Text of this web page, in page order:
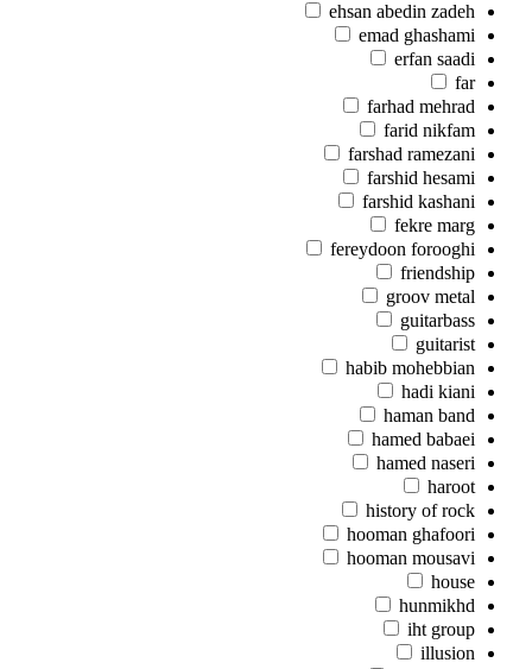
ehsan abedin zadeh
emad ghashami
erfan saadi
far
farhad mehrad
farid nikfam
farshad ramezani
farshid hesami
farshid kashani
fekre marg
fereydoon forooghi
friendship
groov metal
guitarbass
guitarist
habib mohebbian
hadi kiani
haman band
hamed babaei
hamed naseri
haroot
history of rock
hooman ghafoori
hooman mousavi
house
hunmikhd
iht group
illusion